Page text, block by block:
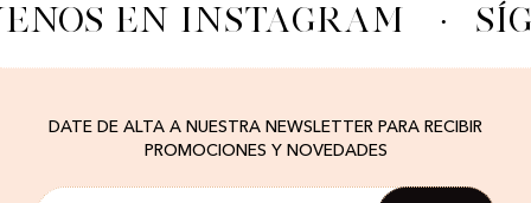
EN INSTAGRAM ·
DATE DE ALTA A NUESTRA NEWSLETTER PARA RECIBIR
PROMOCIONES Y NOVEDADES